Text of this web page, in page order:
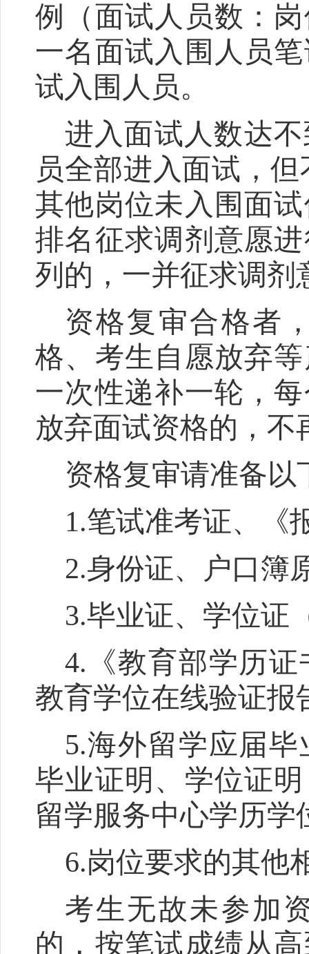
例（面试人员数：
一名面试入围人员
试入围人员。
进入面试人数达
员全部进入面试，
其他岗位未入围面
排名征求调剂意愿
列的，一并征求调剂
资格复审合格者
格、考生自愿放弃
一次性递补一轮，
放弃面试资格的，不
资格复审请准备以
1.笔试准考证、《
2.身份证、户口簿
3.毕业证、学位证
4. 《教育部学历
教育学位在线验证报
5.海外留学应届
毕业证明、学位证
留学服务中心学历学
6.岗位要求的其他
考生无故未参加
的，按笔试成绩从